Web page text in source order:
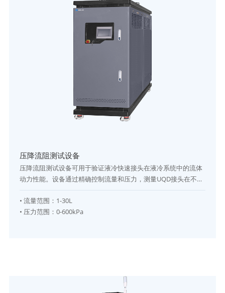
压降流阻测试设备
压降流阻测试设备可用于验证液冷快速接头在液冷系统中的流体
动力性能。设备通过精确控制流量和压力，测量UQD接头在不同
优化接头设计、评估液冷系统效率以及流体循环稳定性。该设备
广泛适用于新能源汽车动力电池液冷板、储能液冷管路及半导体
•流量范围 ： 1-30L
• 压力范围 ：0-600kPa